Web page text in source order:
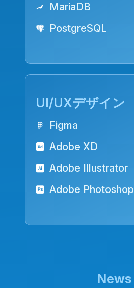
MariaDB
PostgreSQL
UI/UXデザイン
Figma
Adobe XD
Adobe Illustrator
Adobe Photoshop
News